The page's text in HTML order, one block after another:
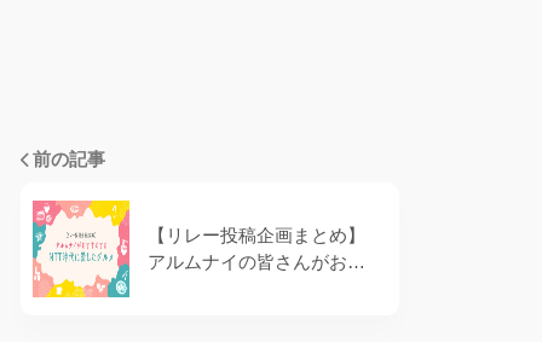
前の記事
【リレー投稿企画まとめ】
アルムナイの皆さんがおす